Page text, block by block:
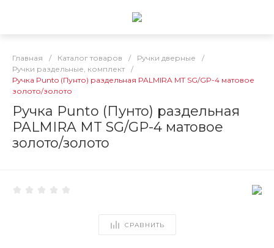
Главная / Каталог товаров / Ручки дверные
/
Ручки раздельные, комплект
/
Ручка Punto (Пунто) раздельная PALMIRA MT SG/GP-4 матовое
золото/золото
Ручка Punto (Пунто) раздельная
PALMIRA MT SG/GP-4 матовое
золото/золото
СРАВНИТЬ